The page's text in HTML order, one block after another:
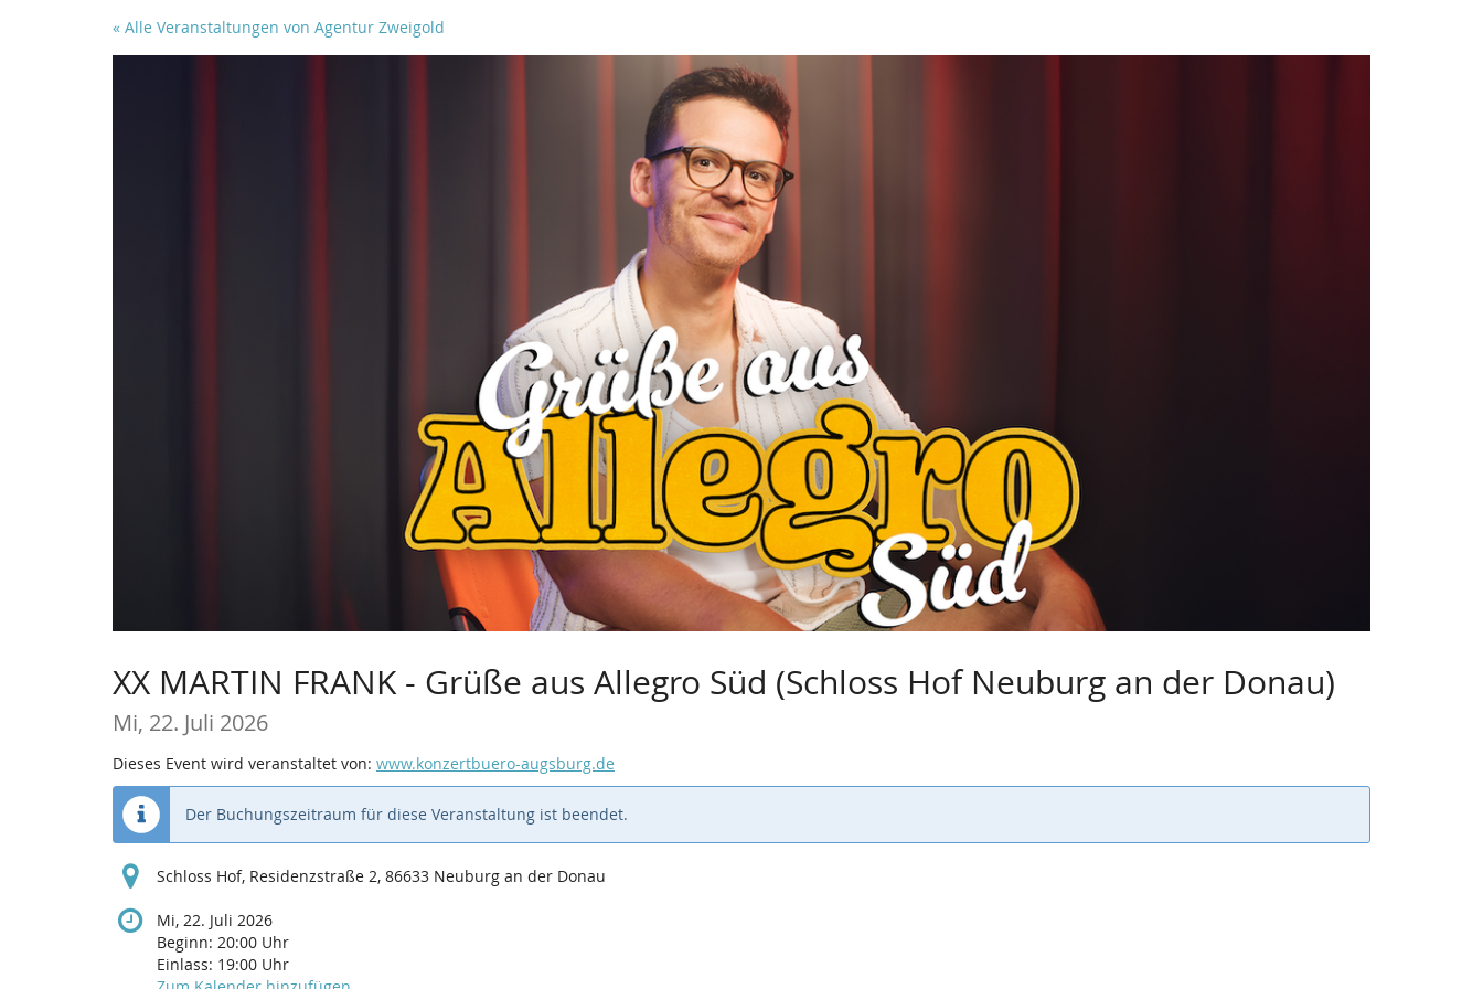
« Alle Veranstaltungen von Agentur Zweigold
XX MARTIN FRANK - Grüße aus Allegro Süd (Schloss Hof Neuburg an der Donau)
Mi, 22. Juli 2026
Dieses Event wird veranstaltet von: www.konzertbuero-augsburg.de
Der Buchungszeitraum für diese Veranstaltung ist beendet.
Schloss Hof, Residenzstraße 2, 86633 Neuburg an der Donau
Mi, 22. Juli 2026
Beginn: 20:00 Uhr
Einlass: 19:00 Uhr